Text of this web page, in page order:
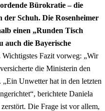
Bürokratie – die
der Schuh. Die Rosenheimer
einen „Runden Tisch
auch die Bayerische
Wichtigstes Fazit vorweg: „Wir
die Ministerin den
Unwetter hat in den letzten
berichtete Daniela
Die Frage ist vor allem,